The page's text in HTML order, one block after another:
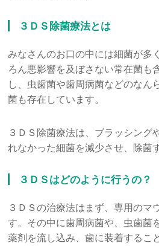
３ＤＳ除菌療法とは
みなさんのお口の中には細菌が多
ろん悪影響を及ぼさない常在菌も
し、虫歯菌や歯周病菌などのなん
菌も存在しています。
３ＤＳ除菌療法は、ブラッシング
れなかった細菌を減少させ、除菌
３ＤＳはどのように行うの？
３ＤＳの治療法はまず、専用のマ
す。その中に歯周病菌や、虫歯菌
薬剤を流し込み、歯に装着するこ